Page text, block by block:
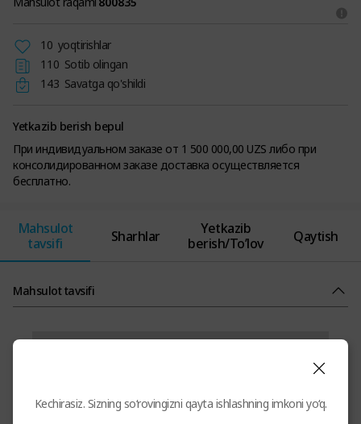
10 yoqtirishlar
110 Sotib olingan
143 Savatga qo'shildi
Yetkazib berish bepul
При индивидуальном заказе от 1 500 000,00 UZS либо при
консолидированном заказе доставка осуществляется
бесплатно.
Mahsulot
tavsifi
Sharhlar
Yetkazib
berish/To’lov
Qaytish
Mahsulot tavsifi
Kechirasiz. Sizning so‘rovingizni qayta ishlashning imkoni yo‘q.